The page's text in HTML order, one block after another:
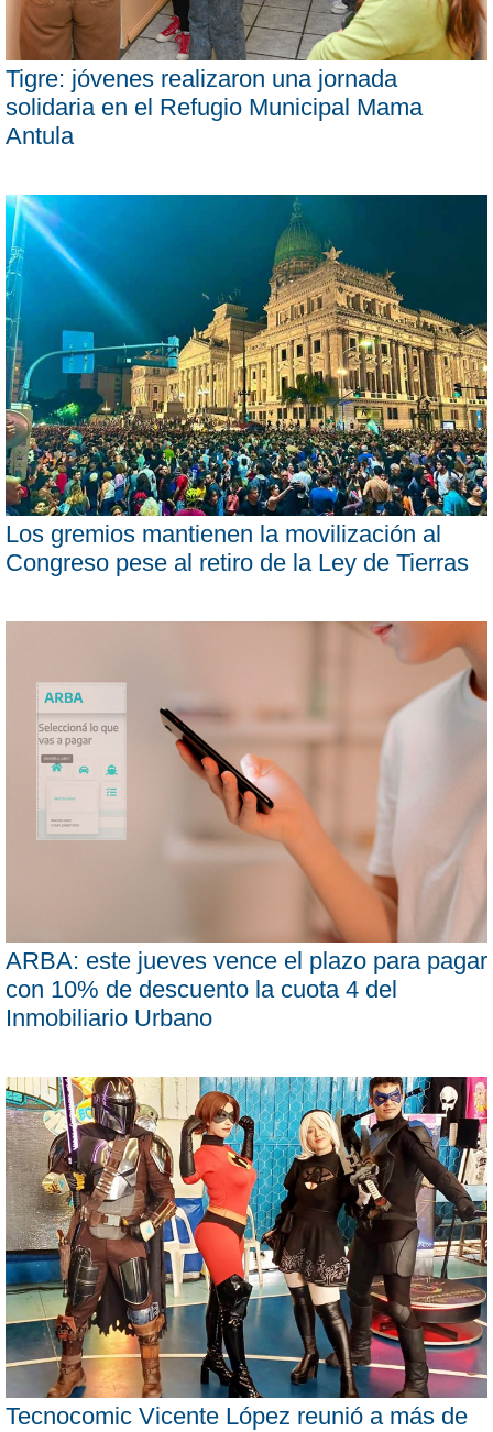
Tigre: jóvenes realizaron una jornada
solidaria en el Refugio Municipal Mama
Antula
Los gremios mantienen la movilización al
Congreso pese al retiro de la Ley de Tierras
ARBA: este jueves vence el plazo para pagar
con 10% de descuento la cuota 4 del
Inmobiliario Urbano
Tecnocomic Vicente López reunió a más de